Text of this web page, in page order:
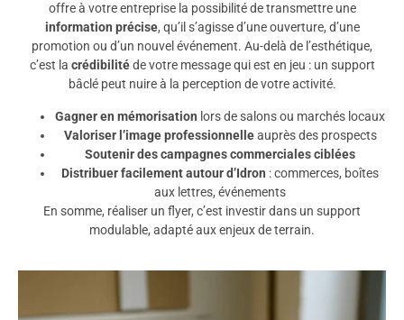
offre à votre entreprise la possibilité de transmettre une
information précise, qu’il s’agisse d’une ouverture, d’une
promotion ou d’un nouvel événement. Au-delà de l’esthétique,
c’est la crédibilitéde votre message qui est en jeu : un support
bâclé peut nuire à la perception de votre activité.
Gagner en mémorisation lors de salons ou marchés locaux
Valoriser l’image professionnelleauprès des prospects
Soutenir des campagnes commerciales ciblées
Distribuer facilement autour d’Idron : commerces, boîtes
aux lettres, événements
En somme, réaliser un flyer, c’est investir dans un support
modulable, adapté aux enjeux de terrain.